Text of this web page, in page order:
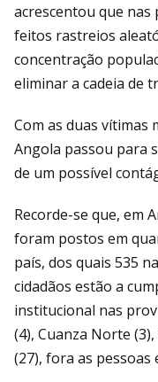
acrescentou que nas
feitos rastreios
concentração
eliminar a cadeia de
Com as duas vítimas
Angola passou para
de um possível
Recorde-se que, em
foram postos em
país, dos quais 535
cidadãos estão a
institucional nas
(4), Cuanza Norte
(27), fora as